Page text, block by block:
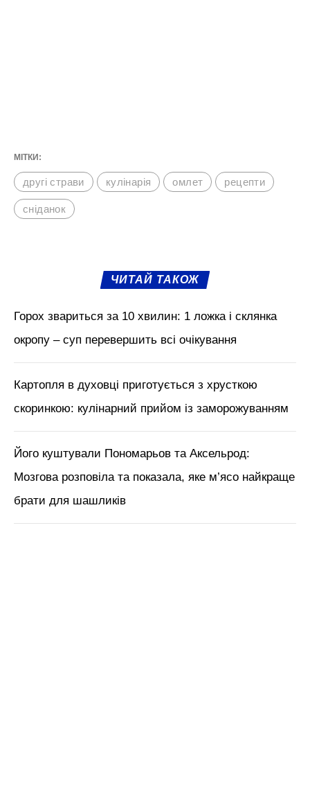
МІТКИ:
другі страви кулінарія омлет рецепти
сніданок
ЧИТАЙ ТАКОЖ
Горох звариться за 10 хвилин: 1 ложка і склянка
окропу – суп перевершить всі очікування
Картопля в духовці приготується з хрусткою
скоринкою: кулінарний прийом із заморожуванням
Його куштували Пономарьов та Аксельрод:
Мозгова розповіла та показала, яке м’ясо найкраще
брати для шашликів